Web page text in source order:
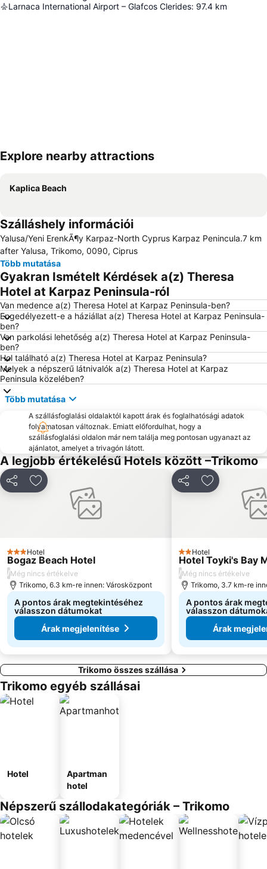
Larnaca International Airport – Glafcos Clerides: 97.4 km
Nagy méretű térkép
Explore nearby attractions
Kaplica Beach
Szálláshely információi
Yalusa/Yeni ErenkÃ¶y Karpaz-North Cyprus Karpaz Penincula.7 km
after Yalusa, Trikomo, 0090, Ciprus
Több mutatása
Gyakran Ismételt Kérdések a(z) Theresa
Hotel at Karpaz Peninsula-ról
Van medence a(z) Theresa Hotel at Karpaz Peninsula-ben?
Engedélyezett-e a háziállat a(z) Theresa Hotel at Karpaz Peninsula-
ben?
Van parkolási lehetőség a(z) Theresa Hotel at Karpaz Peninsula-
ben?
Hol található a(z) Theresa Hotel at Karpaz Peninsula?
Melyek a népszerű látnivalók a(z) Theresa Hotel at Karpaz
Peninsula közelében?
Több mutatása
A szállásfoglalási oldalaktól kapott árak és foglalhatósági adatok
folyamatosan változnak. Emiatt előfordulhat, hogy a
szállásfoglalási oldalon már nem találja meg pontosan ugyanazt az
ajánlatot, amelyet a trivagón látott.
A legjobb értékelésű Hotels között –Trikomo
MegosztásHozzáadás a kedvencekhez
3 Kategória
Hotel
Bogaz Beach Hotel
/Még nincs értékelve
Trikomo, 6.3 km-re innen: Városközpont
A pontos árak megtekintéséhez
válasszon dátumokat
Árak megjelenítése
MegosztásHozzáadás
2 Kategória
Hotel
Hotel Toyki's Bay
/Még nincs értékelve
Trikomo, 3.7 km-re
A pontos árak
válasszon
Árak
Trikomo összes szállása
Trikomo egyéb szállásai
Hotel
Apartman
hotel
Népszerű szállodakategóriák – Trikomo